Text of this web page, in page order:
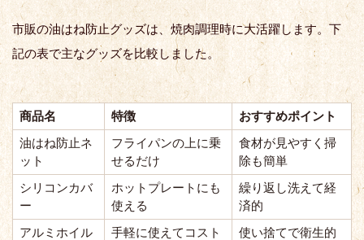
市販の油はね防止グッズは、焼肉調理時に大活躍します。下
記の表で主なグッズを比較しました。
商品名 特徴
おすすめポイント
油はね防止ネ
ット
フライパンの上に乗
せるだけ
食材が見やすく掃
除も簡単
シリコンカバ
ー
ホットプレートにも
使える
繰り返し洗えて経
済的
アルミホイル
手軽に使えてコスト
使い捨てで衛生的